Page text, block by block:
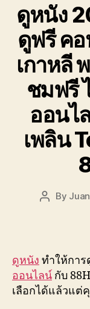
ดูหนัง
ดูฟรี ค
เกาหลี
ชมฟรี
ออนไ
เพลิน
Post
By
ดูหนัง ทำให้การ
ออนไลน์ กับ
เลือกได้แล้วแต่